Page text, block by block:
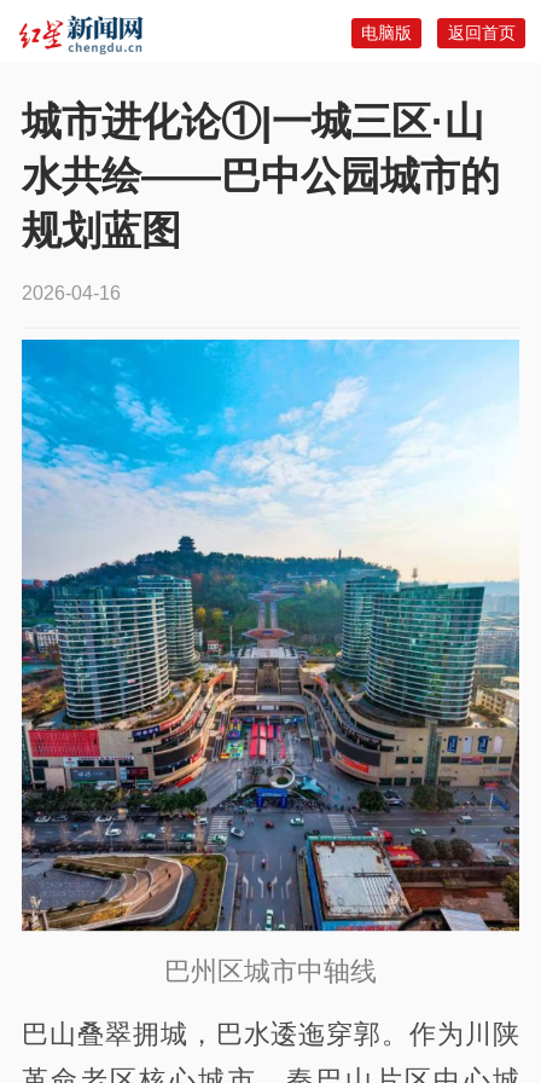
返回首页
电脑版
城市进化论①|一城三区·山
水共绘——巴中公园城市的
规划蓝图
2026-04-16
巴州区城市中轴线
巴山叠翠拥城，巴水逶迤穿郭。作为川陕